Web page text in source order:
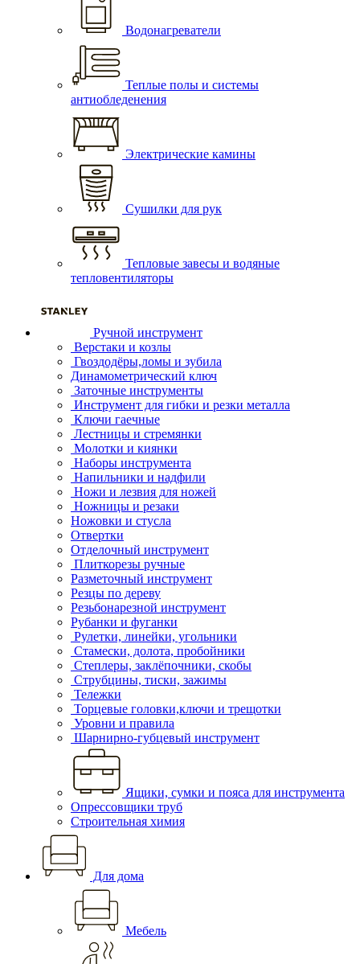
Водонагреватели
Теплые полы и системы
антиобледенения
Электрические камины
Сушилки для рук
Тепловые завесы и водяные
тепловентиляторы
Ручной инструмент
Верстаки и козлы
Гвоздодёры,ломы и зубила
Динамометрический ключ
Заточные инструменты
Инструмент для гибки и резки металла
Ключи гаечные
Лестницы и стремянки
Молотки и киянки
Наборы инструмента
Напильники и надфили
Ножи и лезвия для ножей
Ножницы и резаки
Ножовки и стусла
Отвертки
Отделочный инструмент
Плиткорезы ручные
Разметочный инструмент
Резцы по дереву
Резьбонарезной инструмент
Рубанки и фуганки
Рулетки, линейки, угольники
Стамески, долота, пробойники
Степлеры, заклёпочники, скобы
Струбцины, тиски, зажимы
Тележки
Торцевые головки,ключи и трещотки
Уровни и правила
Шарнирно-губцевый инструмент
Ящики, сумки и пояса для инструмента
Опрессовщики труб
Строительная химия
Для дома
Мебель